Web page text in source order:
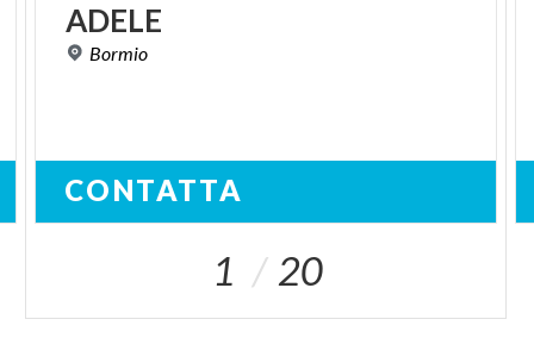
ADELE
Bormio
CONTATTA
1 20